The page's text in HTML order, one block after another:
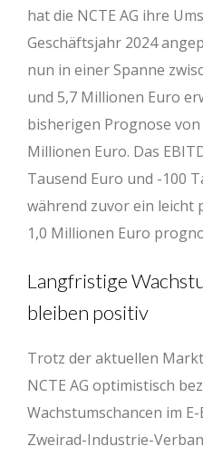
hat die NCTE AG ihre
Geschäftsjahr 2024
nun in einer Spanne
und 5,7 Millionen Euro
bisherigen Prognose
Millionen Euro. Das
Tausend Euro und -100
während zuvor ein leicht
1,0 Millionen Euro
Langfristige
bleiben positiv
Trotz der aktuellen
NCTE AG optimistisch
Wachstumschancen im
Zweirad-Industrie-